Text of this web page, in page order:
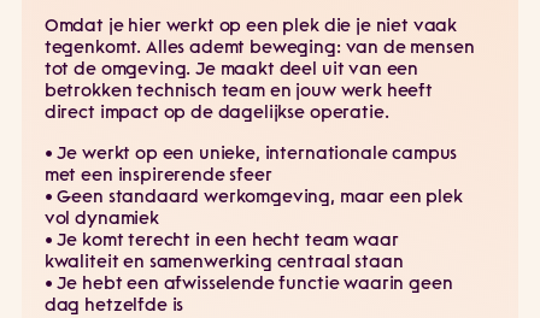
Omdat je hier werkt op een plek die je niet vaak
tegenkomt. Alles ademt beweging: van de mensen
tot de omgeving. Je maakt deel uit van een
betrokken technisch team en jouw werk heeft
direct impact op de dagelijkse operatie.
• Je werkt op een unieke, internationale campus
met een inspirerende sfeer
• Geen standaard werkomgeving, maar een plek
vol dynamiek
• Je komt terecht in een hecht team waar
kwaliteit en samenwerking centraal staan
• Je hebt een afwisselende functie waarin geen
dag hetzelfde is